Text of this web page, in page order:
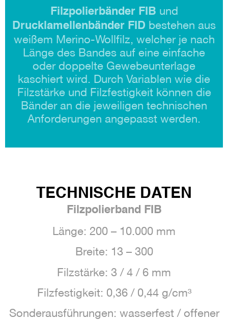
Filzpolierbänder FIB und
Drucklamellenbänder FID bestehen aus
weißem Merino-Wollfilz, welcher je nach
Länge des Bandes auf eine einfache
oder doppelte Gewebeunterlage
kaschiert wird. Durch Variablen wie die
Filzstärke und Filzfestigkeit können die
Bänder an die jeweiligen technischen
Anforderungen angepasst werden.
TECHNISCHE DATEN
Filzpolierband FIB
Länge: 200 – 10.000 mm
Breite: 13 – 300
Filzstärke: 3 / 4 / 6 mm
Filzfestigkeit: 0,36 / 0,44 g/cm³
Sonderausführungen: wasserfest / offener